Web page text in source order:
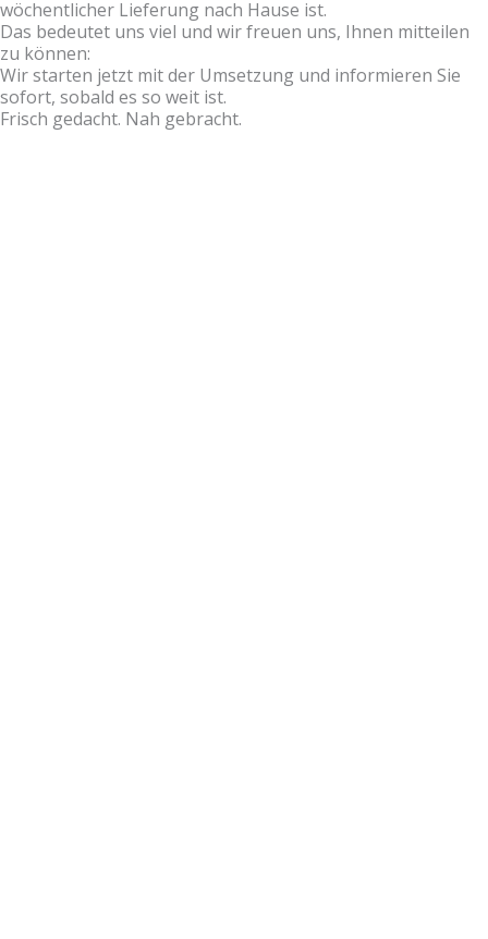
wöchentlicher Lieferung nach Hause ist.
Das bedeutet uns viel und wir freuen uns, Ihnen mitteilen
zu können:
Wir starten jetzt mit der Umsetzung und informieren Sie
sofort, sobald es so weit ist.
Frisch gedacht. Nah gebracht.